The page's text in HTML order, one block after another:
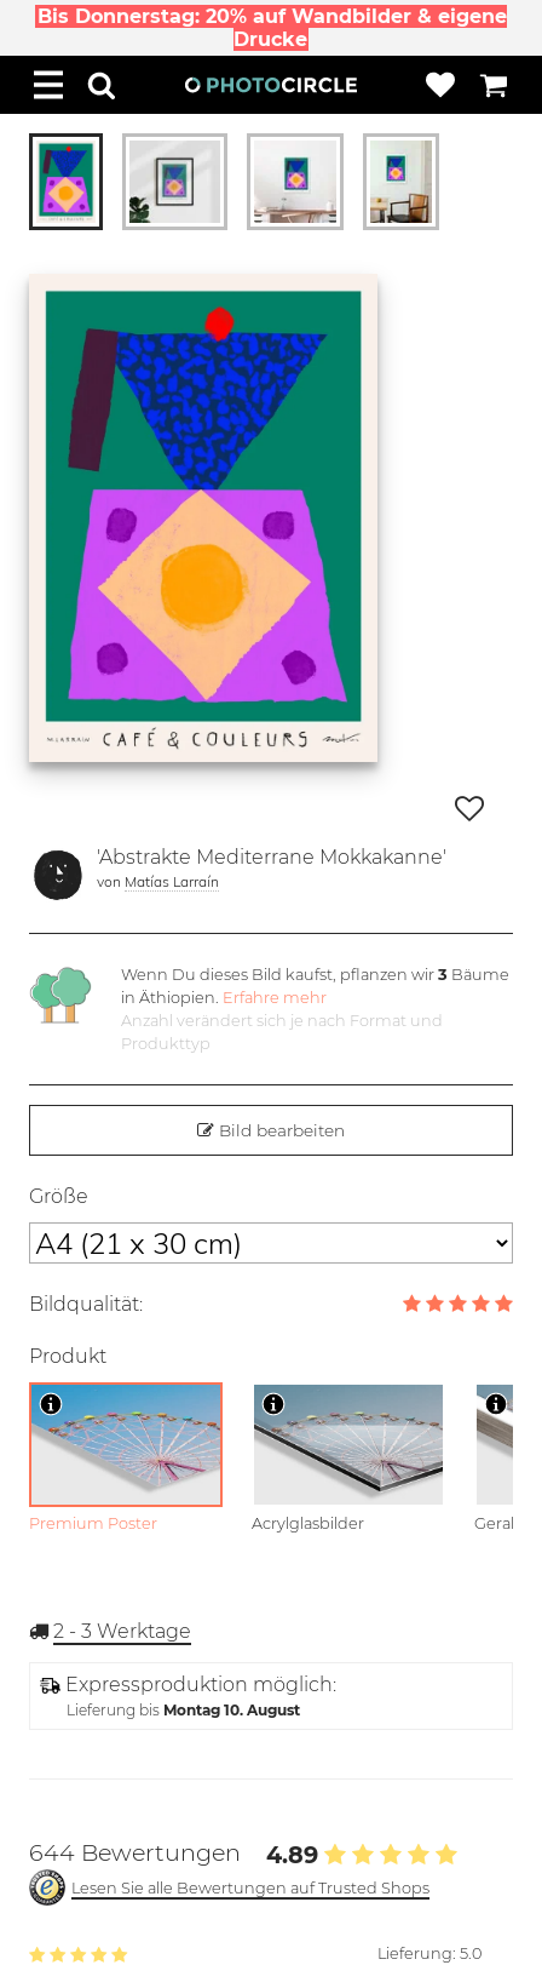
Bis Donnerstag: 20% auf Wandbilder & eigene
Drucke
'Abstrakte Mediterrane Mokkakanne'
von Matías Larraín
Wenn Du dieses Bild kaufst, pflanzen wir3 Bäume
in Äthiopien. Erfahre mehr
Anzahl verändert sich je nach Format und
Produkttyp
Bild bearbeiten
Größe
Bildqualität:
Produkt
Premium Poster Acrylglasbilder
2 - 3 Werktage
Expressproduktion möglich:
Lieferung bis Montag 10. August
644 Bewertungen 4.89
Lesen Sie alle Bewertungen auf Trusted Shops
Lieferung: 5.0